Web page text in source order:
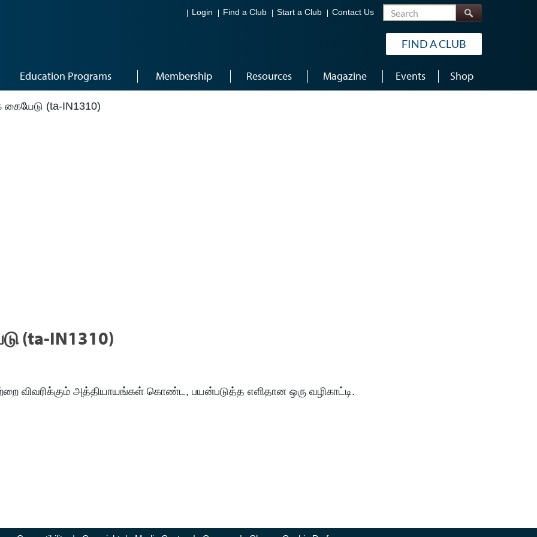
Login Find a Club Start a Club Contact Us Search
FIND A CLUB
Education Programs Membership Resources Magazine Events Shop
(ta-IN1310)
(ta-IN1310)
விவரிக்கும் அத்தியாயங்கள் கொண்ட, பயன்படுத்த எளிதான ஒரு வழிகாட்டி.